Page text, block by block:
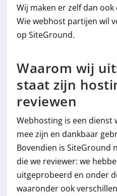
Wij maken er zelf dan
Wie webhost partijen wil
op SiteGround.
Waarom wij
staat zijn
reviewen
Webhosting is een dienst
mee zijn en dankbaar
Bovendien is SiteGround
die we reviewer: we
uitgeprobeerd en onder
waaronder ook